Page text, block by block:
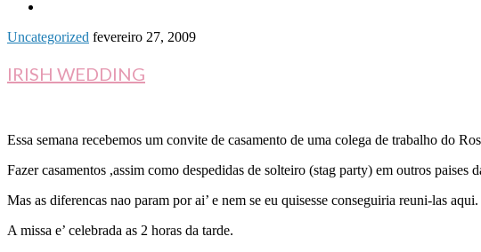
Uncategorized fevereiro 27, 2009
IRISH WEDDING
Essa semana recebemos um convite de casamento de uma colega de trabalho do
Fazer casamentos ,assim como despedidas de solteiro (stag party) em outros paises
Mas as diferencas nao param por ai’ e nem se eu quisesse conseguiria reuni-las aqui.
A missa e’ celebrada as 2 horas da tarde.